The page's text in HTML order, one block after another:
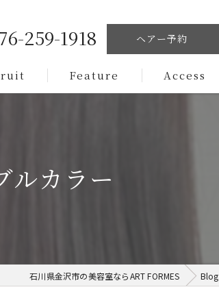
259-1918 ヘアー予約
Feature
脱毛
Access
カラー
石川県金沢市の美容室ならART FORMES Blog